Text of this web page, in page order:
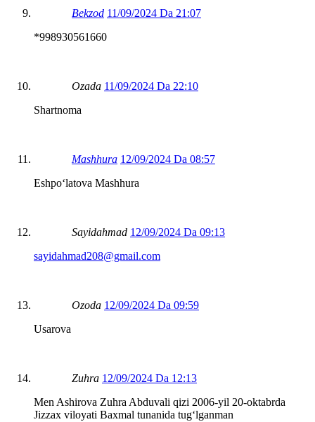
Bekzod 11/09/2024 Da 21:07
*998930561660
Ozada 11/09/2024 Da 22:10
Shartnoma
Mashhura 12/09/2024 Da 08:57
Eshpoʻlatova Mashhura
Sayidahmad 12/09/2024 Da 09:13
sayidahmad208@gmail.com
Ozoda 12/09/2024 Da 09:59
Usarova
Zuhra 12/09/2024 Da 12:13
Men Ashirova Zuhra Abduvali qizi 2006-yil 20-oktabrda
Jizzax viloyati Baxmal tunanida tug‘lganman